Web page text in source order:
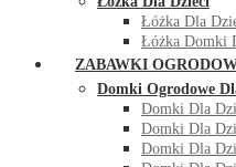
Łóżka Dla
Łóżka Domki
ZABAWKI
Domki Ogrodowe
Domki Dla
Domki Dla
Domki Dla